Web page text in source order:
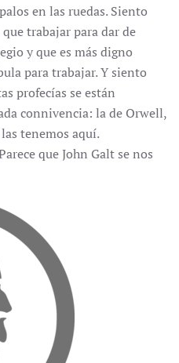
en las ruedas. Siento
trabajar para dar de
y que es más digno
para trabajar. Y siento
profecías se están
connivencia: la de Orwell,
tenemos aquí.
que John Galt se nos